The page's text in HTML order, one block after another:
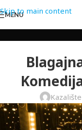
Skip to main content
MENU